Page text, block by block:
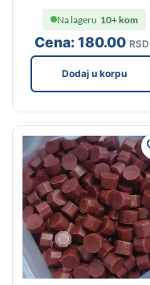
Cena:180.00 RSD
Na lageru 10+ kom
Dodaj u korpu